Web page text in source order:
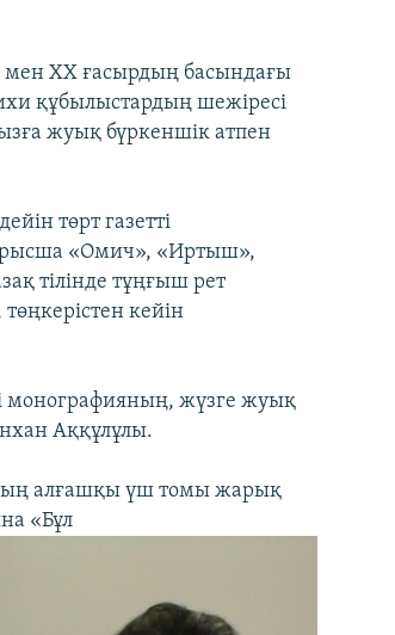
ХХ ғасырдың басындағы
құбылыстардың шежіресі
жуық бүркеншік атпен
төрт газетті
«Омич», «Иртыш»,
тілінде тұңғыш рет
кейін
монографияның, жүзге жуық
Аққұлұлы.
алғашқы үш томы жарық
«Бұл